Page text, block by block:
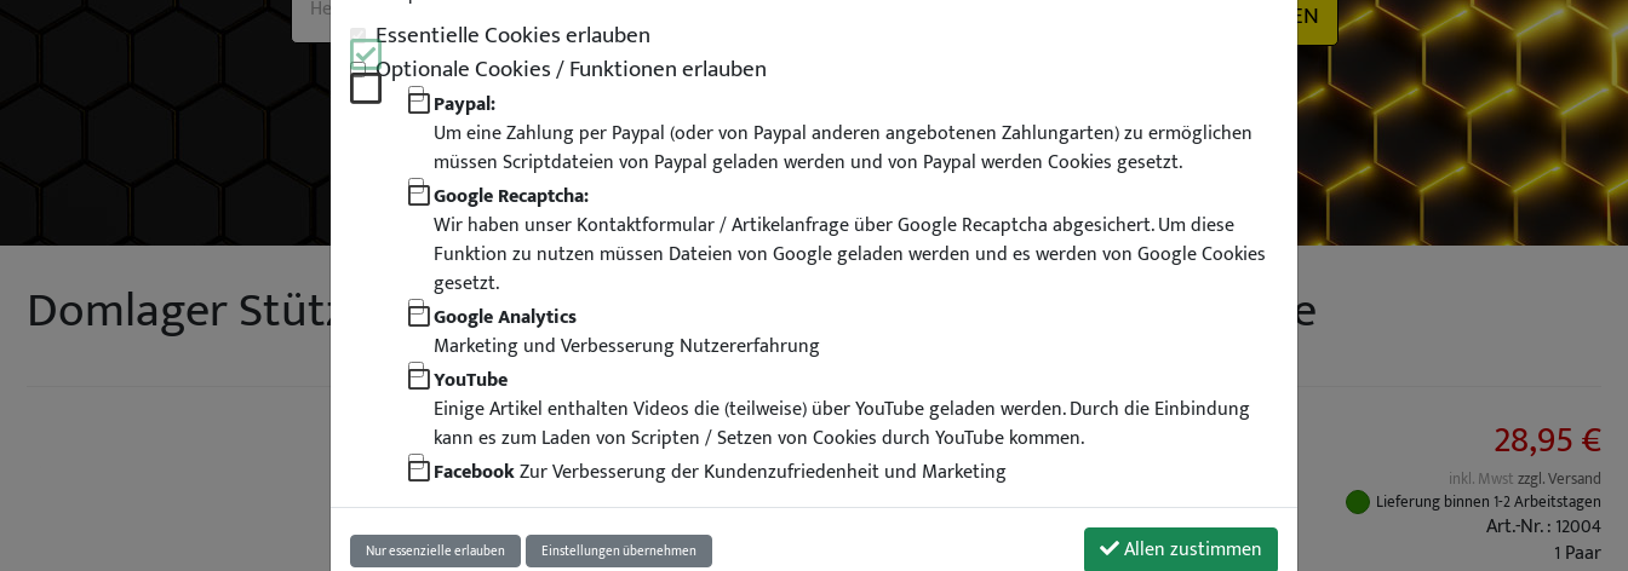
Hersteller: Modell: SUCHEN
Domlager Stützlager für BMW 3er E36 Z3 Z4 E85 VA Vorderachse
28,95 €
inkl. Mwstzzgl. Versand
Lieferung binnen 1-2 Arbeitstagen
Art.-Nr. : 12004
1 Paar
Essentielle Cookies erlauben
Optionale Cookies / Funktionen erlauben
Paypal:
Um eine Zahlung per Paypal (oder von Paypal anderen angebotenen Zahlungarten) zu ermöglichen
müssen Scriptdateien von Paypal geladen werden und von Paypal werden Cookies gesetzt.
Google Recaptcha:
Wir haben unser Kontaktformular / Artikelanfrage über Google Recaptcha abgesichert. Um diese
Funktion zu nutzen müssen Dateien von Google geladen werden und es werden von Google Cookies
gesetzt.
Google Analytics
Marketing und Verbesserung Nutzererfahrung
YouTube
Einige Artikel enthalten Videos die (teilweise) über YouTube geladen werden. Durch die Einbindung
kann es zum Laden von Scripten / Setzen von Cookies durch YouTube kommen.
FacebookZur Verbesserung der Kundenzufriedenheit und Marketing
Nur essenzielle erlauben Einstellungen übernehmen Allen zustimmen